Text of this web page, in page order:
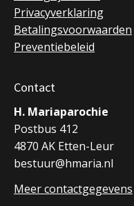
Privacyverklaring
Betalingsvoorwaarden
Preventiebeleid
Contact
H. Mariaparochie
Postbus 412
4870 AK Etten-Leur
bestuur@hmaria.nl
Meer contactgegevens